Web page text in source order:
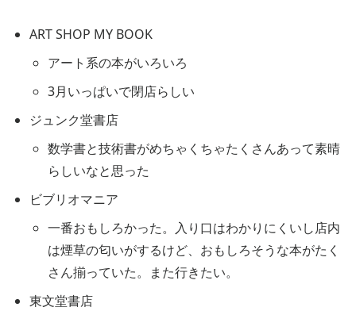
ART SHOP MY BOOK
アート系の本がいろいろ
3月いっぱいで閉店らしい
ジュンク堂書店
数学書と技術書がめちゃくちゃたくさんあって素晴
らしいなと思った
ビブリオマニア
一番おもしろかった。入り口はわかりにくいし店内
は煙草の匂いがするけど、おもしろそうな本がたく
さん揃っていた。また行きたい。
東文堂書店